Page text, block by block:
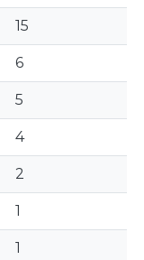
15
6
5
4
2
1
1